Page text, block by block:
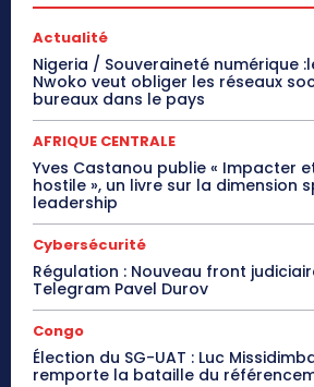
Actualité
Nigeria / Souveraineté numérique
Nwoko veut obliger les réseaux
bureaux dans le pays
AFRIQUE CENTRALE
Yves Castanou publie « Impacter
hostile », un livre sur la dimension
leadership
Cybersécurité
Régulation : Nouveau front
Telegram Pavel Durov
Congo
Élection du SG-UAT : Luc
remporte la bataille du